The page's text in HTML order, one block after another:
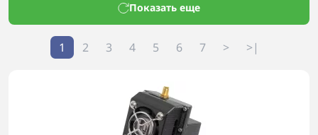
Показать еще
1 2 3 4 5 6 7 > >|